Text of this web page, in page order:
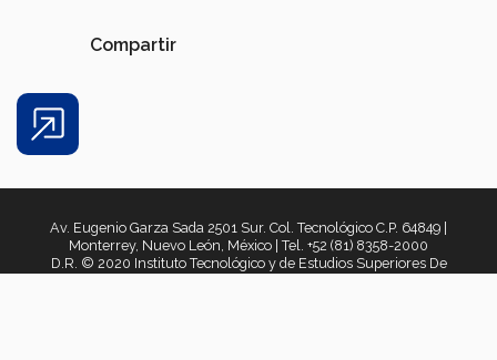
Share
Compartir
Av. Eugenio Garza Sada 2501 Sur. Col. Tecnológico C.P. 64849 |
Monterrey, Nuevo León, México | Tel. +52 (81) 8358-2000
D.R. © 2020 Instituto Tecnológico y de Estudios Superiores De